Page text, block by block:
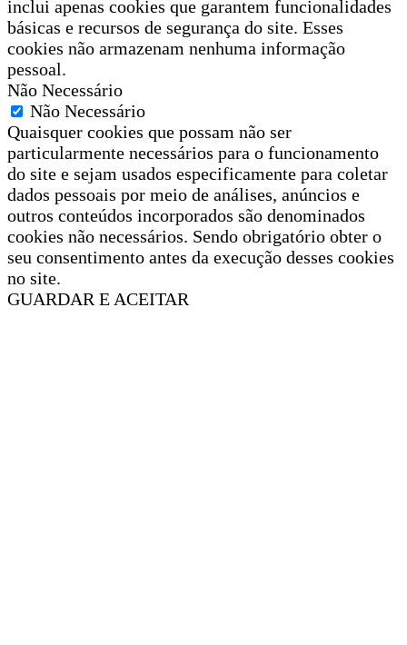
inclui apenas cookies que garantem funcionalidades
básicas e recursos de segurança do site. Esses
cookies não armazenam nenhuma informação
pessoal.
Não Necessário
Não Necessário
Quaisquer cookies que possam não ser
particularmente necessários para o funcionamento
do site e sejam usados especificamente para coletar
dados pessoais por meio de análises, anúncios e
outros conteúdos incorporados são denominados
cookies não necessários. Sendo obrigatório obter o
seu consentimento antes da execução desses cookies
no site.
GUARDAR E ACEITAR